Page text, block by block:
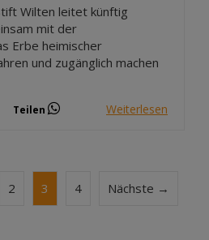
Wilten leitet künftig
mit der
Erbe heimischer
und zugänglich machen
Teilen Weiterlesen
2 3 4 Nächste →